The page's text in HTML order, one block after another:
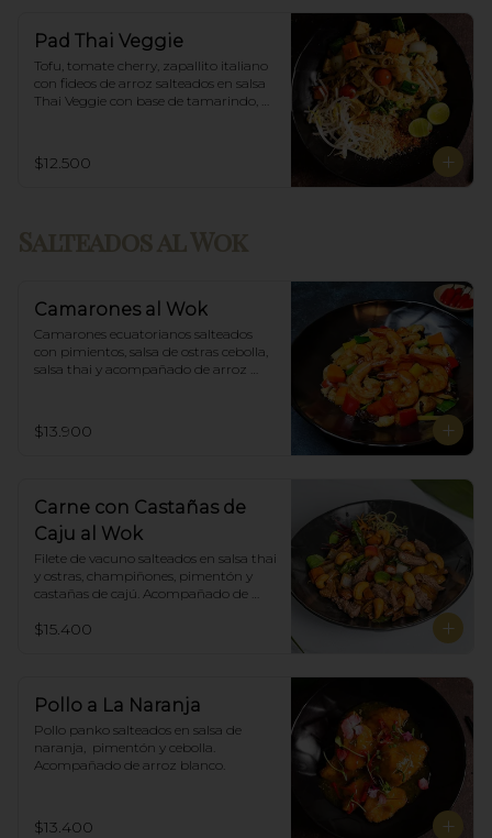
Pad Thai Veggie
Tofu, tomate cherry, zapallito italiano
con fideos de arroz salteados en salsa
Thai Veggie con base de tamarindo,
$12.500
Salteados al Wok
Camarones al Wok
Camarones ecuatorianos salteados
con pimientos, salsa de ostras cebolla,
salsa thai y acompañado de arroz
$13.900
Carne con Castañas de
Caju al Wok
Filete de vacuno salteados en salsa thai
y ostras, champiñones, pimentón y
castañas de cajú. Acompañado de
$15.400
Pollo a La Naranja
Pollo panko salteados en salsa de
naranja,  pimentón y cebolla.
Acompañado de arroz blanco.
$13.400